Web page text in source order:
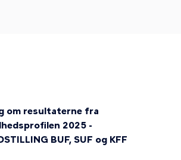
om resultaterne fra
2025 -
BUF, SUF og KFF